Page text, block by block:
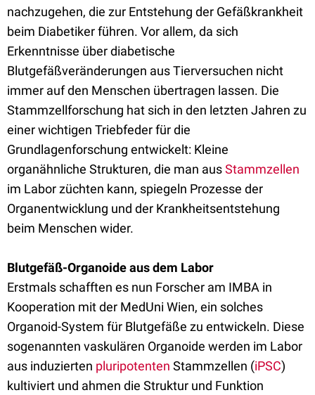
nachzugehen, die zur Entstehung der Gefäßkrankheit
beim Diabetiker führen. Vor allem, da sich
Erkenntnisse über diabetische
Blutgefäßveränderungen aus Tierversuchen nicht
immer auf den Menschen übertragen lassen. Die
Stammzellforschung hat sich in den letzten Jahren zu
einer wichtigen Triebfeder für die
Grundlagenforschung entwickelt: Kleine
organähnliche Strukturen, die man ausStammzellen
im Labor züchten kann, spiegeln Prozesse der
Organentwicklung und der Krankheitsentstehung
beim Menschen wider.
Blutgefäß-Organoide aus dem Labor
Erstmals schafften es nun Forscher am IMBA in
Kooperation mit der MedUni Wien, ein solches
Organoid-System für Blutgefäße zu entwickeln. Diese
sogenannten vaskulären Organoide werden im Labor
aus induzierten pluripotenten Stammzellen (iPSC)
kultiviert und ahmen die Struktur und Funktion